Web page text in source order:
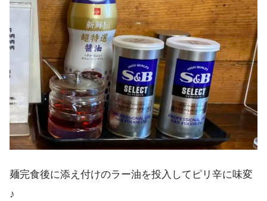
麺完食後に添え付けのラー油を投入してピリ辛に味変
♪